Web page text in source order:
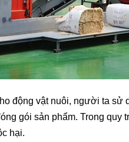
động vật nuôi, người ta
gói sản phẩm. Trong
hại.